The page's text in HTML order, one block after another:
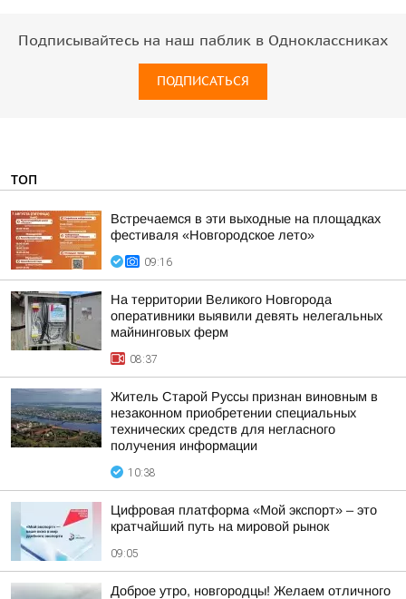
Подписывайтесь на наш паблик в Одноклассниках
ПОДПИСАТЬСЯ
ТОП
Встречаемся в эти выходные на площадках
фестиваля «Новгородское лето»
09:16
На территории Великого Новгорода
оперативники выявили девять нелегальных
майнинговых ферм
08:37
Житель Старой Руссы признан виновным в
незаконном приобретении специальных
технических средств для негласного
получения информации
10:38
Цифровая платформа «Мой экспорт» – это
кратчайший путь на мировой рынок
09:05
Доброе утро, новгородцы! Желаем отличного